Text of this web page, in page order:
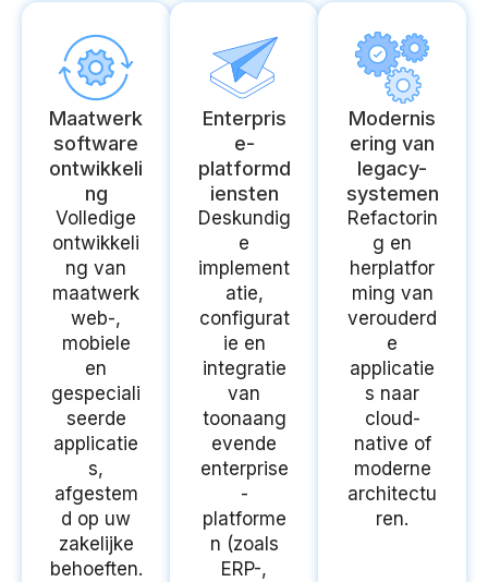
Maatwerk
software
ontwikkeli
ng
Volledige
ontwikkeli
ng van
maatwerk
web-,
mobiele
en
gespeciali
seerde
applicatie
s,
afgestem
d op uw
zakelijke
behoeften.
Enterpris
e-
platformd
iensten
Deskundig
e
implement
atie,
configurat
ie en
integratie
van
toonaang
evende
enterprise
-
platforme
n (zoals
ERP-,
Modernis
ering van
legacy-
systemen
Refactorin
g en
herplatfor
ming van
verouderd
e
applicatie
s naar
cloud-
native of
moderne
architectu
ren.